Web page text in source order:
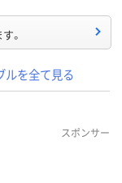
。
ルを全て見る
スポンサー